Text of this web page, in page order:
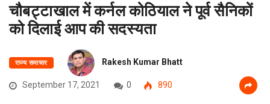
चौबट्टाखाल में कर्नल कोठियाल ने पूर्व सैनिकों
को दिलाई आप की सदस्यता
राज्य समाचार Rakesh Kumar Bhatt
September 17, 2021 0 890